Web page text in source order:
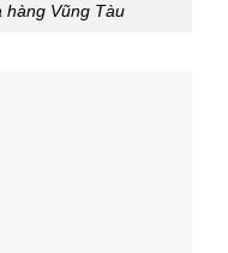
hàng Vũng Tàu